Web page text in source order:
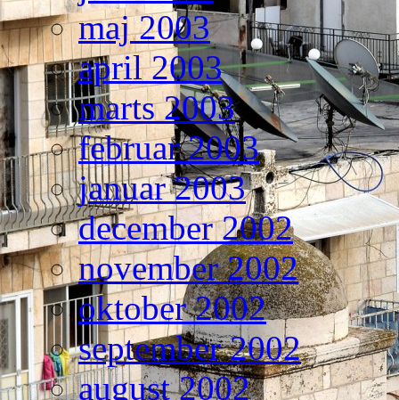
maj 2003
april 2003
marts 2003
februar 2003
januar 2003
december 2002
november 2002
oktober 2002
september 2002
august 2002